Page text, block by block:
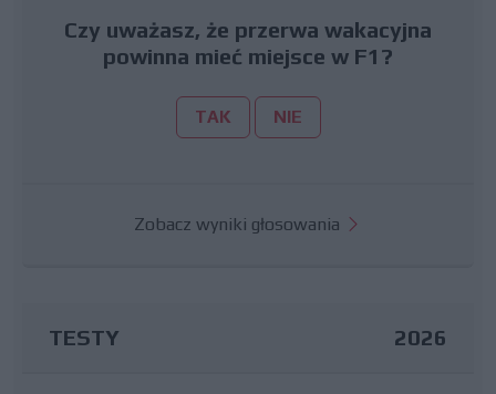
Czy uważasz, że przerwa wakacyjna
powinna mieć miejsce w F1?
TAK NIE
Zobacz wyniki głosowania
TESTY 2026